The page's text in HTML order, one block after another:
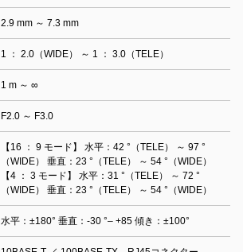
2.9 mm ～ 7.3 mm
1 ： 2.0（WIDE） ～ 1 ： 3.0（TELE）
1 m ～ ∞
F2.0 ～ F3.0
【16 ： 9 モード】 水平：42 °（TELE） ～ 97 °
（WIDE） 垂直：23 °（TELE） ～ 54 °（WIDE）
【4 ： 3 モード】 水平：31 °（TELE） ～ 72 °
（WIDE） 垂直：23 °（TELE） ～ 54 °（WIDE）
水平：±180° 垂直：-30 °– +85 傾き：±100°